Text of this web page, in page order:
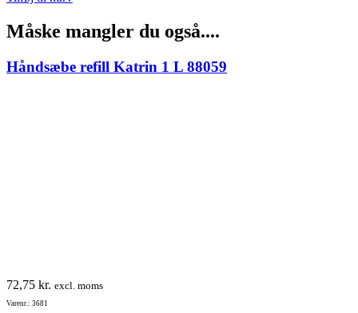
Måske mangler du også....
Håndsæbe refill Katrin 1 L 88059
72,75 kr. excl. moms
Varenr.: 3681